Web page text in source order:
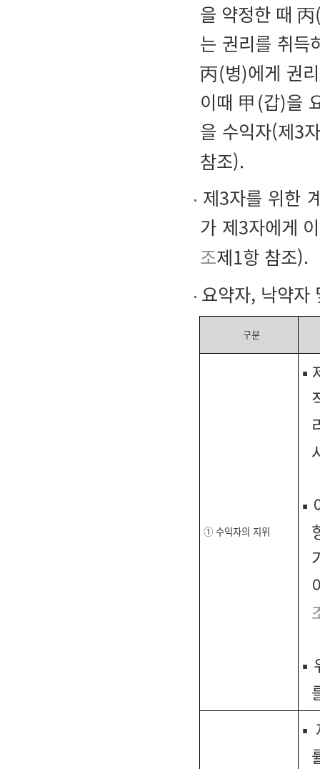
을 약정한 때
는 권리를 취득
丙(병)에게 권
이때 甲(갑)을
을 수익자(제3
참조).
제3자를 위한
가 제3자에게
조제1항 참조).
요약자, 낙약자
구분
① 수익자의 지위
▪
▪
▪
▪